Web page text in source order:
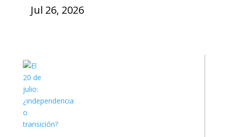
Jul 26, 2026